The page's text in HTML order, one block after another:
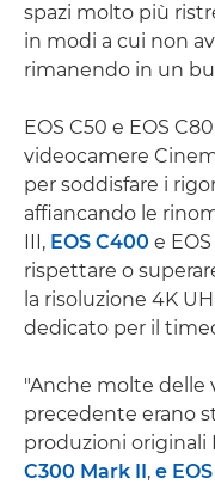
spazi molto più
in modi a cui non
rimanendo in un
EOS C50 e EOS
videocamere
per soddisfare i
affiancando le
III, EOS C400 e
rispettare o
la risoluzione 4K
dedicato per il
"Anche molte delle
precedente erano
produzioni originali
C300 Mark II, e